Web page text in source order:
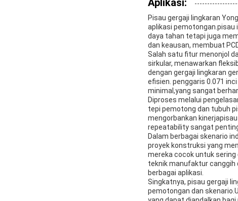
Pisau gergaji lingkaran
aplikasi pemotongan.pisau
daya tahan tetapi juga
dan keausan, membuat
Salah satu fitur menonjol
sirkular, menawarkan
dengan gergaji lingkaran
efisien. penggaris 0.071
minimal,yang sangat
Diproses melalui
tepi pemotong dan tubuh
mengorbankan
repeatability sangat
Dalam berbagai skenario
proyek konstruksi yang
mereka cocok untuk sering
teknik manufaktur canggih
berbagai aplikasi.
Singkatnya, pisau gergaji
pemotongan dan